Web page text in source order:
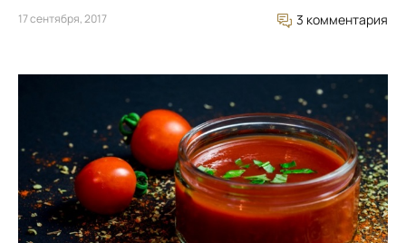
17 сентября, 2017 3 комментария